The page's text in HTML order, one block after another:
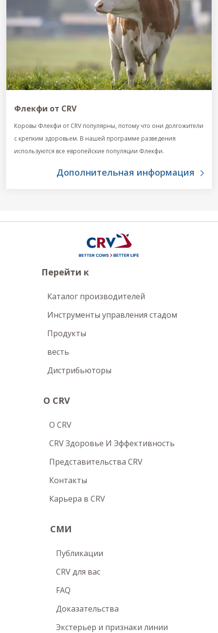
Флекфи от CRV
Коровы Флекфи от CRV популярны, потому что они долгожители
с крепким здоровьем. В нашей программе разведения
используются все европейские популяции Флекфи.
Дополнительная информация
Перейти к
Каталог производителей
Инструменты управления стадом
Продукты
весть
Дистрибьюторы
О CRV
O CRV
CRV Здоровье И Эффективность
Представительства CRV
Контакты
Карьера в CRV
СМИ
Публикации
CRV для вас
FAQ
Доказательства
Экстерьер и признаки линии